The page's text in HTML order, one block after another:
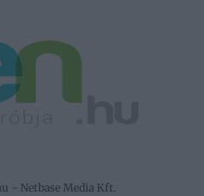
- Netbase Media Kft.